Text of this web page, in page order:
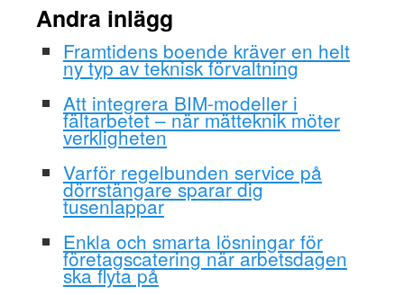
Andra inlägg
Framtidens boende kräver en helt
ny typ av teknisk förvaltning
Att integrera BIM-modeller i
fältarbetet – när mätteknik möter
verkligheten
Varför regelbunden service på
dörrstängare sparar dig
tusenlappar
Enkla och smarta lösningar för
företagscatering när arbetsdagen
ska flyta på